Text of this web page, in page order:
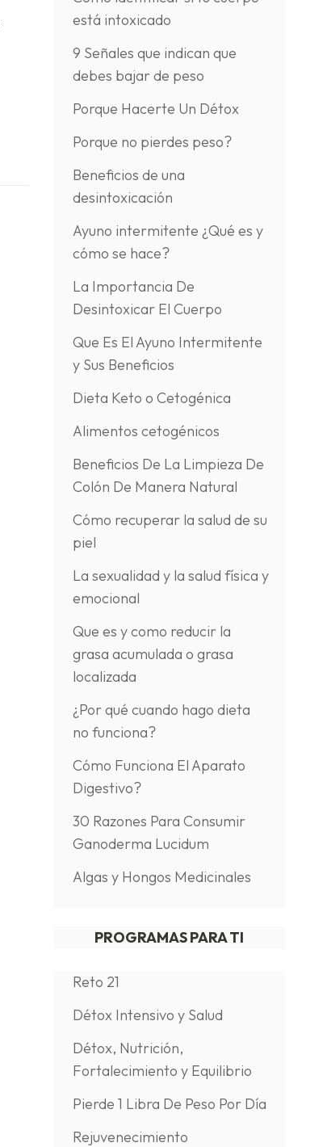
está intoxicado
9 Señales que indican que
debes bajar de peso
Porque Hacerte Un Détox
Porque no pierdes peso?
Beneficios de una
desintoxicación
Ayuno intermitente ¿Qué es y
cómo se hace?
La Importancia De
Desintoxicar El Cuerpo
Que Es El Ayuno Intermitente
y Sus Beneficios
Dieta Keto o Cetogénica
Alimentos cetogénicos
Beneficios De La Limpieza De
Colón De Manera Natural
Cómo recuperar la salud de su
piel
La sexualidad y la salud física y
emocional
Que es y como reducir la
grasa acumulada o grasa
localizada
¿Por qué cuando hago dieta
no funciona?
Cómo Funciona El Aparato
Digestivo?
30 Razones Para Consumir
Ganoderma Lucidum
Algas y Hongos Medicinales
PROGRAMAS PARA TI
Reto 21
Détox Intensivo y Salud
Détox, Nutrición,
Fortalecimiento y Equilibrio
Pierde 1 Libra De Peso Por Día
Rejuvenecimiento